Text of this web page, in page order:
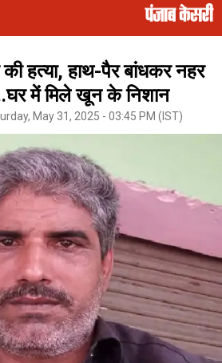
हत्या, हाथ-पैर बांधकर नहर
में मिले खून के निशान
May 31, 2025 - 03:45 PM (IST)